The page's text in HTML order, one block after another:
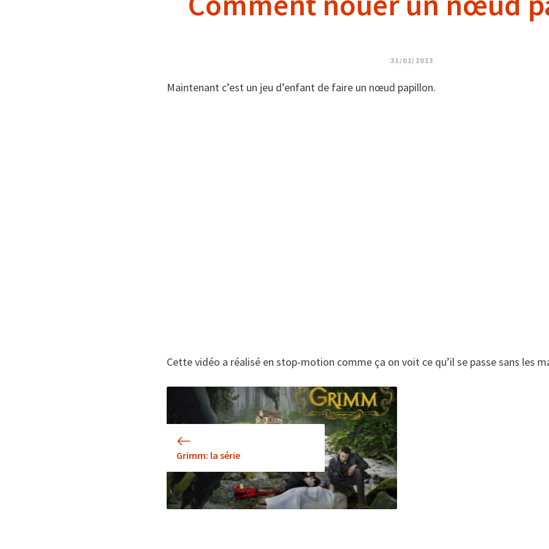
31/01/2013
Maintenant c’est un jeu d’enfant de faire un nœud papillon.
Cette vidéo a réalisé en stop-motion comme ça on voit ce qu’il se passe sans les
Grimm: la série